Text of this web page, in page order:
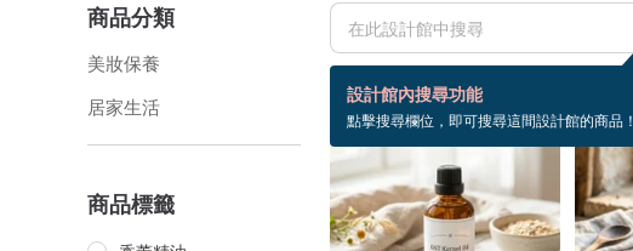
商品分類
美妝保養
居家生活
商品標籤
設計館內搜尋功能
點擊搜尋欄位，即可搜尋這間設計館的商品！
149 個商品